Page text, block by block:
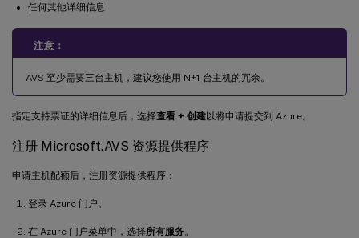
任何其他详细信息
注意：
AVS 至少需要三台主机，建议您使用 N+1 台主机的冗余。
指定支持票证的详细信息后，选择查看 + 创建以将申请提交到 Azure。
注册 Microsoft.AVS 资源提供程序
申请主机配额后，注册资源提供程序：
登录 Azure 门户。
在 Azure 门户菜单中，选择所有服务。